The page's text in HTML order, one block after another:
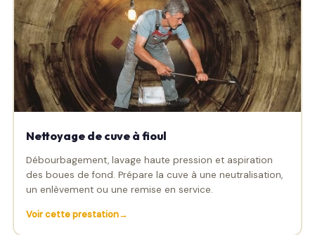
Nettoyage de cuve à fioul
Débourbagement, lavage haute pression et aspiration
des boues de fond. Prépare la cuve à une neutralisation,
un enlèvement ou une remise en service.
Voir cette prestation